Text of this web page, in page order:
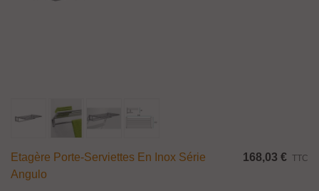
Etagère Porte-Serviettes En Inox Série
Angulo
168,03 € TTC